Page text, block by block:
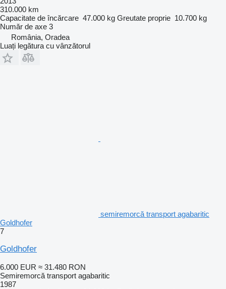
310.000 km
Capacitate de încărcare 47.000 kg Greutate proprie 10.700 kg
Număr de axe 3
România, Oradea
Luați legătura cu vânzătorul
semiremorcă transport agabaritic
Goldhofer
7
Goldhofer
6.000 EUR ≈ 31.480 RON
Semiremorcă transport agabaritic
1987